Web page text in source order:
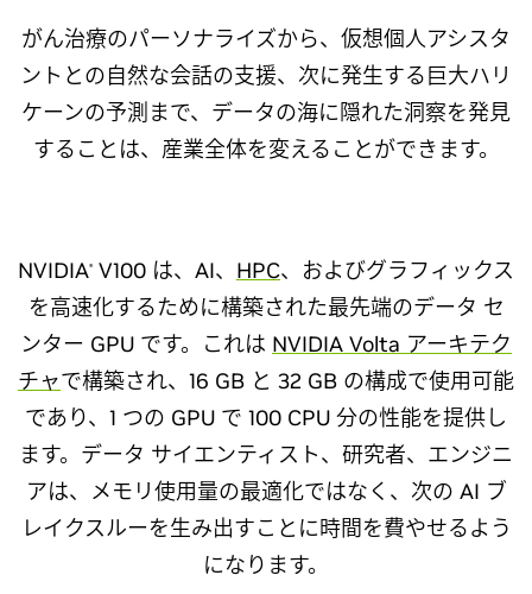
がん治療のパーソナライズから、仮想個人アシスタ
ントとの自然な会話の支援、次に発生する巨大ハリ
ケーンの予測まで、データの海に隠れた洞察を発見
することは、産業全体を変えることができます。
NVIDIA® V100 は、AI、 HPC、およびグラフィックス
を高速化するために構築された最先端のデータ セ
ンター GPU です。これは NVIDIA Volta アーキテク
チャで構築され、16 GB と 32 GB の構成で使用可能
であり、1 つの GPU で 100 CPU 分の性能を提供し
ます。データ サイエンティスト、研究者、エンジニ
アは、メモリ使用量の最適化ではなく、次の AI ブ
レイクスルーを生み出すことに時間を費やせるよう
になります。